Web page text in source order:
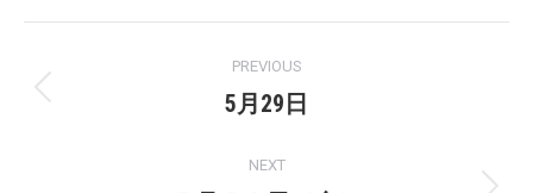
navigation
PREVIOUS
Previous
5月29日
NEXT